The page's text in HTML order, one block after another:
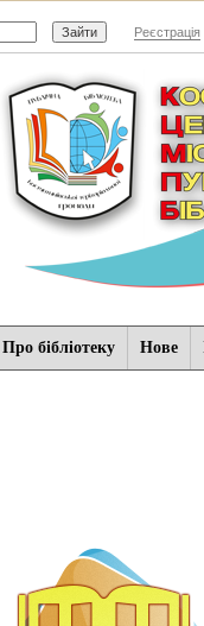
Реєстрація
Про бібліотеку Нове